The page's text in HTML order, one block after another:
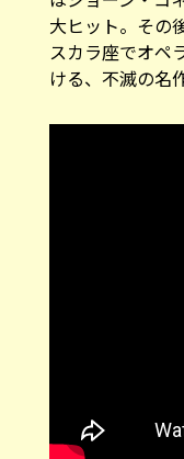
大ヒット。その
スカラ座でオペ
ける、不滅の名